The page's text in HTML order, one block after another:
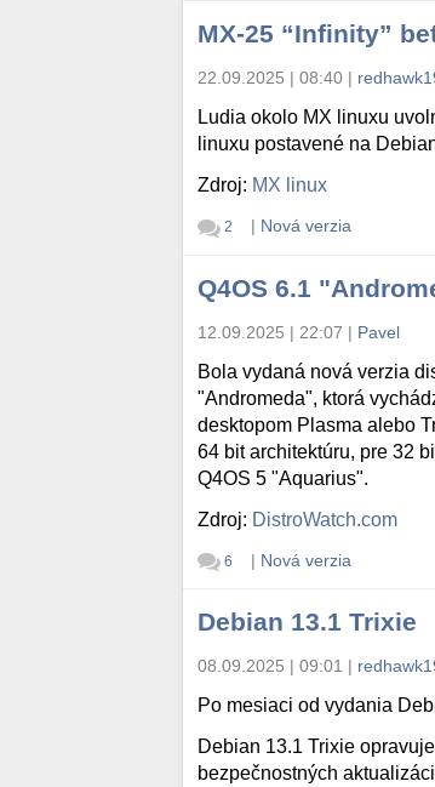
MX-25 “Infinity”
22.09.2025 | 08:40 |
Ludia okolo MX linuxu
linuxu postavené na
Zdroj: MX linux
2 | Nová verzia
Q4OS 6.1
12.09.2025 | 22:07 | Pavel
Bola vydaná nová verzia
"Andromeda", ktorá
desktopom Plasma alebo
64 bit architektúru, pre 32
Q4OS 5 "Aquarius".
Zdroj: DistroWatch.com
6 | Nová verzia
Debian 13.1 Trixie
08.09.2025 | 09:01 |
Po mesiaci od vydania
Debian 13.1 Trixie
bezpečnostných